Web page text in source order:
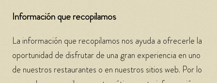
Información que recopilamos
La información que recopilamos nos ayuda a ofrecerle la
oportunidad de disfrutar de una gran experiencia en uno
de nuestros restaurantes o en nuestros sitios web. Por lo